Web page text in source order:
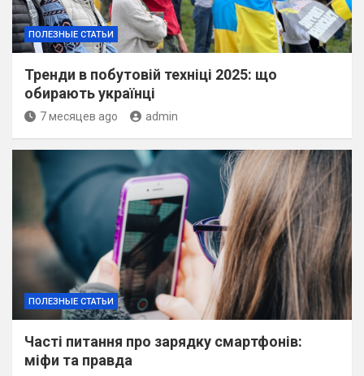
ПОЛЕЗНЫЕ СТАТЬИ
Тренди в побутовій техніці 2025: що
обирають українці
7 месяцев ago admin
ПОЛЕЗНЫЕ СТАТЬИ
Часті питання про зарядку смартфонів:
міфи та правда